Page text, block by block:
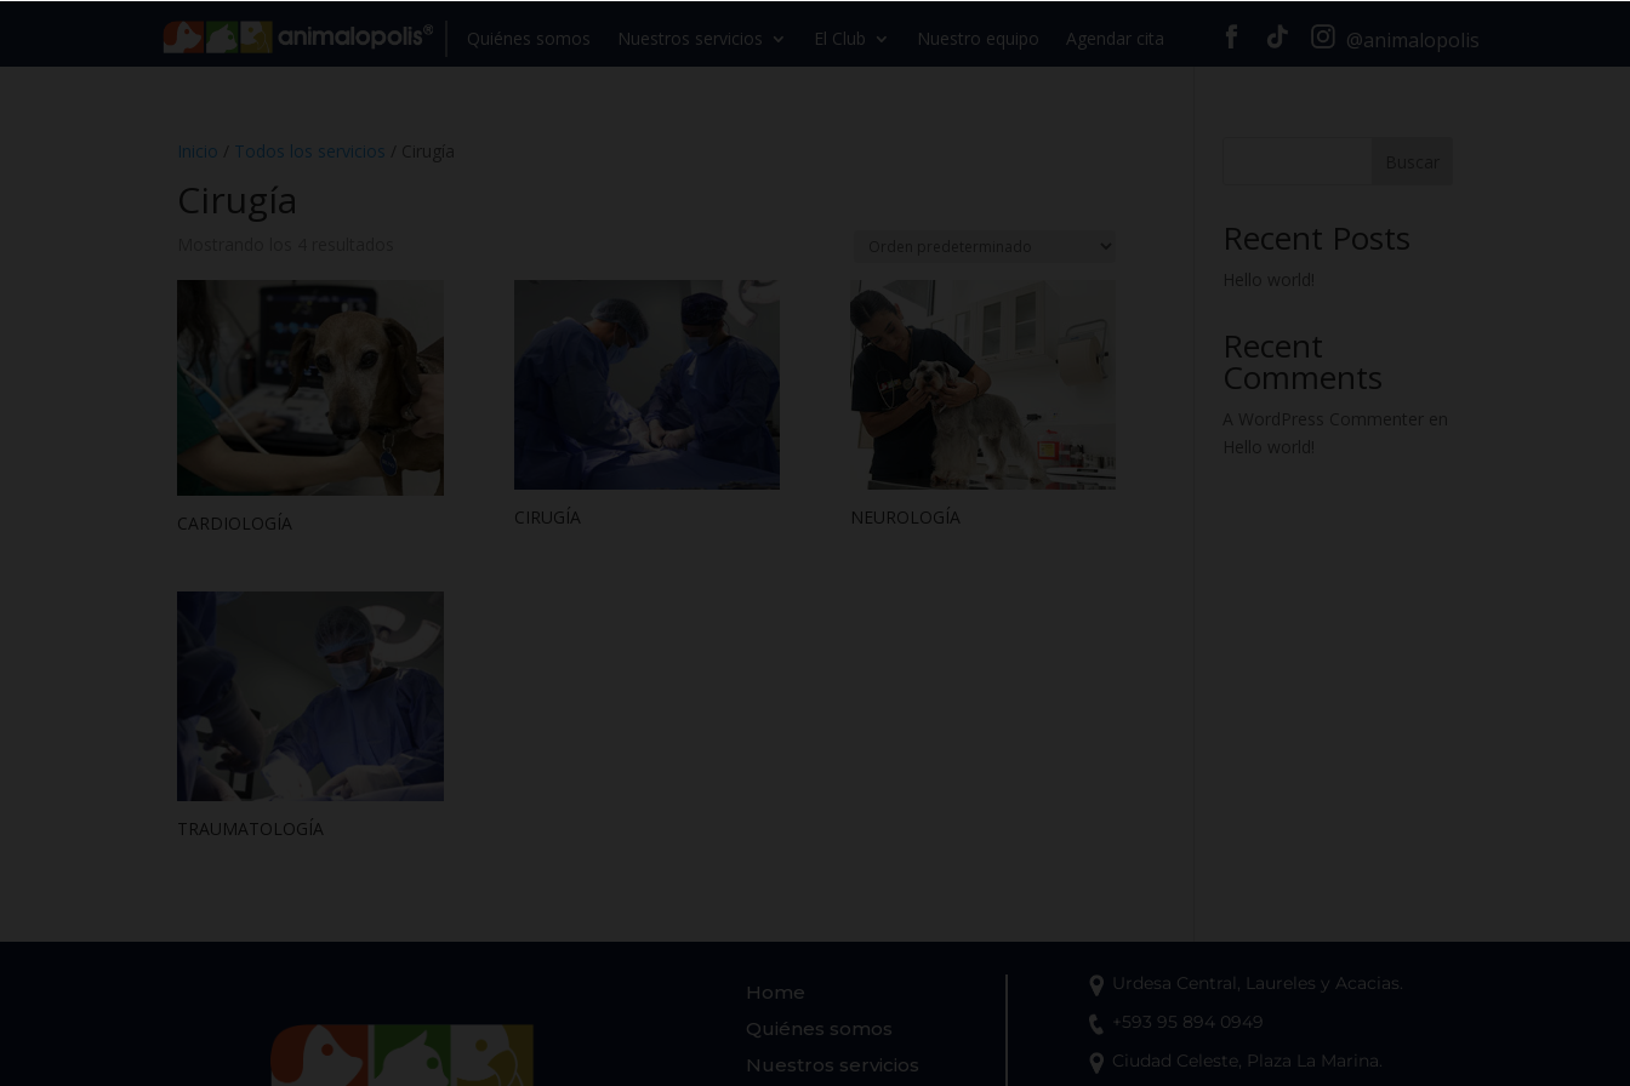
Quiénes somos Nuestros servicios El Club Nuestro equipo Agendar cita @animalopolis
Inicio Todos los servicios
Cirugía
CARDIOLOGÍA CIRUGÍA NEUROLOGÍA
TRAUMATOLOGÍA
Recent Posts
Recent
Comments
Home
Quiénes somos
Nuestros servicios
Urdesa Central, Laureles y Acacias.
+593 95 894 0949
Ciudad Celeste, Plaza La Marina.